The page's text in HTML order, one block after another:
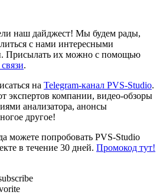
наш дайджест! Мы будем рады,
с нами интересными
Присылать их можно с помощью
.
на Telegram-канал PVS-Studio.
экспертов компании, видео-обзоры
анализатора, анонсы
другое!
можете попробовать PVS-Studio
в течение 30 дней. Промокод тут!